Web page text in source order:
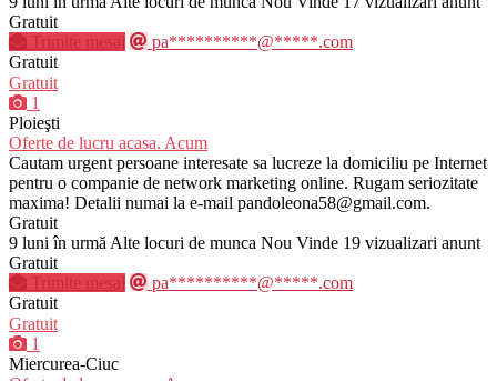
Gratuit
Trimite mesaj
pa**********@*****.com
Gratuit
Gratuit
1
Ploieşti
Oferte de lucru acasa. Acum
Cautam urgent persoane interesate sa lucreze la domiciliu pe Internet
pentru o companie de network marketing online. Rugam seriozitate
maxima! Detalii numai la e-mail pandoleona58@gmail.com.
Gratuit
9 luni în urmă Alte locuri de munca Nou Vinde 19 vizualizari anunt
Gratuit
Trimite mesaj
pa**********@*****.com
Gratuit
Gratuit
1
Miercurea-Ciuc